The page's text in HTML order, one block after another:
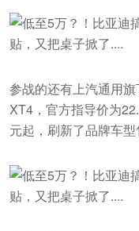
参战的还有上汽通用
XT4，官方指导价为
元起，刷新了品牌车型